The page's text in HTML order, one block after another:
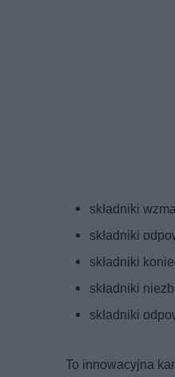
składniki
składniki
składniki
składniki
składniki
To innowacyjna